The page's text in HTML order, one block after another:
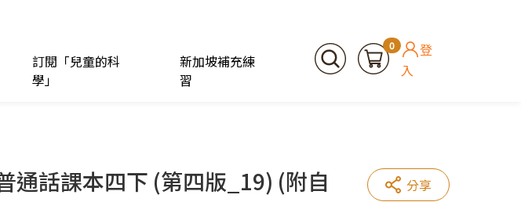
訂閱「兒童的科
學」
新加坡補充練
習
0
登
入
通話課本四下 (第四版_19) (附自
分享